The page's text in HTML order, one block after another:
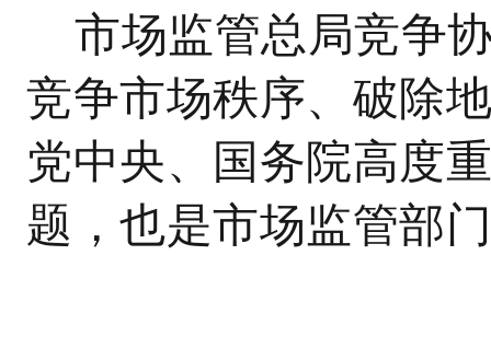
市场监管总局竞争
竞争市场秩序、破除
党中央、国务院高度
题，也是市场监管部